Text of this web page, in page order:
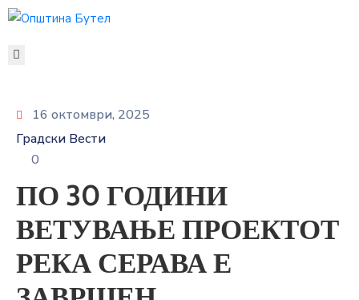
ЗА
ОПШТИНАТА
УСЛУГИ
ГРАЃАНСКИ
БУЏЕТ
УРБАНИЗАМ
ОДНОСИ
СО
ЈАВНОСТ
16 октомври, 2025
Градски Вести
0
ПО 30 ГОДИНИ
ВЕТУВАЊЕ ПРОЕКТОТ
РЕКА СЕРАВА Е